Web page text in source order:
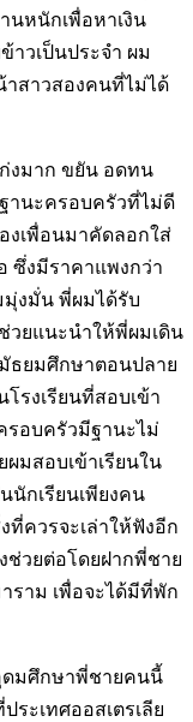
นหนักเพื่อหาเงิน
าวเป็นประจำ ผม
าสาวสองคนที่ไม่ได้
งมาก ขยัน อดทน
านะครอบครัวที่ไม่ดี
งเพื่อนมาคัดลอกใส่
ซึ่งมีราคาแพงกว่า
มุ่งมั่น พี่ผมได้รับ
วยแนะนำให้พี่ผมเดิน
ธยมศึกษาตอนปลาย
รงเรียนที่สอบเข้า
รอบครัวมีฐานะไม่
มสอบเข้าเรียนใน
นักเรียนเพียงคน
ที่ควรจะเล่าให้ฟังอีก
ช่วยต่อโดยฝากพี่ชาย
ราม เพื่อจะได้มีที่พัก
ดมศึกษาพี่ชายคนนี้
ระเทศออสเตรเลีย